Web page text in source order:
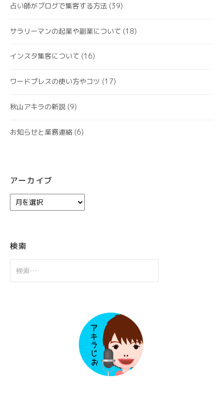
占い師がブログで集客する方法 (39)
サラリーマンの起業や副業について (18)
インスタ集客について (16)
ワードプレスの使い方やコツ (17)
秋山アキラの新説 (9)
お知らせと業務連絡 (6)
アーカイブ
ー
ブ
検索
索: